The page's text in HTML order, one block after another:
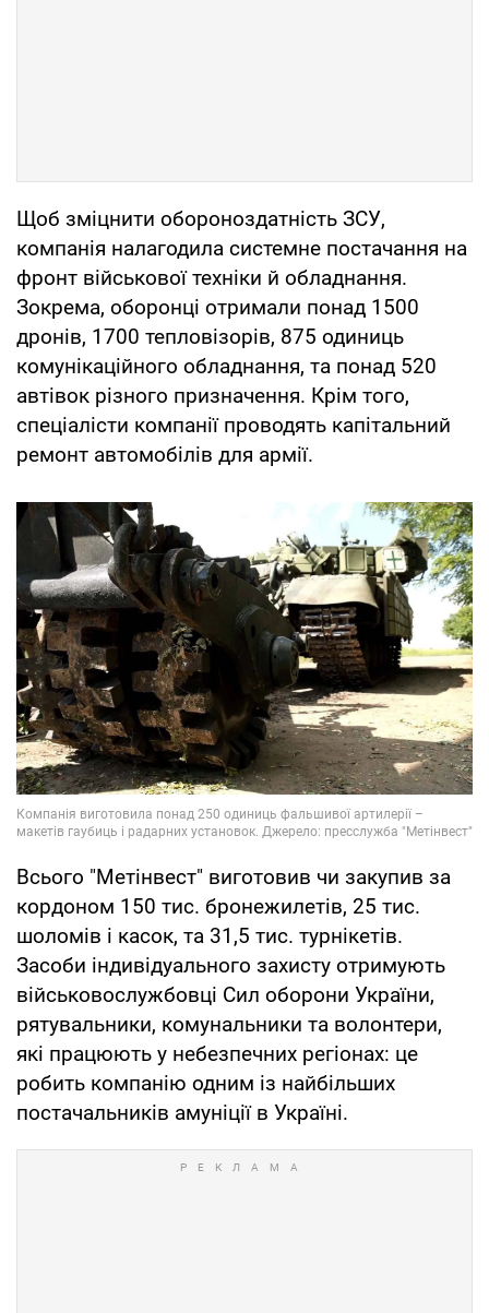
Щоб зміцнити обороноздатність ЗСУ,
компанія налагодила системне постачання на
фронт військової техніки й обладнання.
Зокрема, оборонці отримали понад 1500
дронів, 1700 тепловізорів, 875 одиниць
комунікаційного обладнання, та понад 520
автівок різного призначення. Крім того,
спеціалісти компанії проводять капітальний
ремонт автомобілів для армії.
Всього "Метінвест" виготовив чи закупив за
кордоном 150 тис. бронежилетів, 25 тис.
шоломів і касок, та 31,5 тис. турнікетів.
Засоби індивідуального захисту отримують
військовослужбовці Сил оборони України,
рятувальники, комунальники та волонтери,
які працюють у небезпечних регіонах: це
робить компанію одним із найбільших
постачальників амуніції в Україні.